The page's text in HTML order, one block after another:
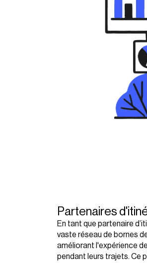
Partenaires
En tant que partenaire
vaste réseau de bornes
améliorant l'expérience
pendant leurs trajets. Ce